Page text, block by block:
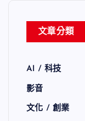
文章分類
AI / 科技
影音
文化 / 創業